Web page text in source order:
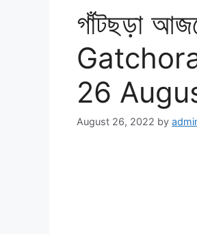
গাঁটছড়া
26
August 26, 2022 by